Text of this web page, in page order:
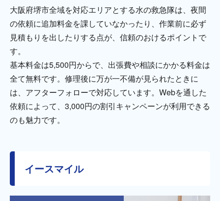
大阪府堺市全域を対応エリアとする水の救急隊は、夜間
の依頼に追加料金を課していなかったり、作業前に必ず
見積もりを出したりする点が、信頼のおけるポイントで
す。
基本料金は5,500円からで、出張費や相談にかかる料金は
全て無料です。修理後に万が一不備が見られたときに
は、アフターフォローで対応しています。Webを通した
依頼によって、3,000円の割引キャンペーンが利用できる
のも魅力です。
イースマイル